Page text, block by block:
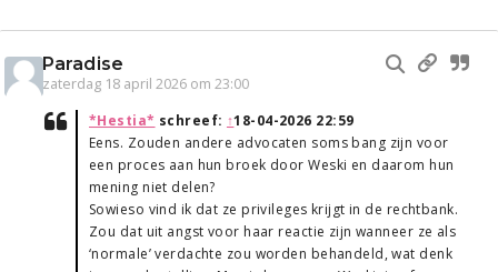
Paradise
zaterdag 18 april 2026 om 23:00
*Hestia* schreef: ↑18-04-2026 22:59
Eens. Zouden andere advocaten soms bang zijn voor
een proces aan hun broek door Weski en daarom hun
mening niet delen?
Sowieso vind ik dat ze privileges krijgt in de rechtbank.
Zou dat uit angst voor haar reactie zijn wanneer ze als
‘normale’ verdachte zou worden behandeld, wat denk